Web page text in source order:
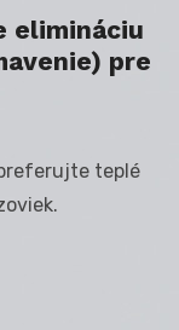
elimináciu
pre
teplé